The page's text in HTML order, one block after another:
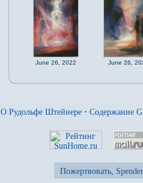
June 26, 2022 June 26,
О Рудольфе Штейнере · Содержание
Пожертвовать,